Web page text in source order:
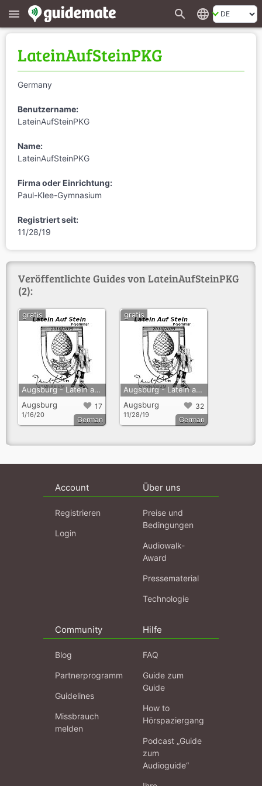
menu search language
LateinAufSteinPKG
Germany
Benutzername:
LateinAufSteinPKG
Name:
LateinAufSteinPKG
Firma oder Einrichtung:
Paul-Klee-Gymnasium
Registriert seit:
11/28/19
Veröffentlichte Guides von LateinAufSteinPKG
(2):
Augsburg - Latein auf Stein (Version 4. Klasse)
17
Augsburg
1/16/20
gratis
German
Augsburg - Latein auf Stein (Version 6. Klasse)
32
Augsburg
11/28/19
gratis
German
Account
Registrieren
Login
Über uns
Preise und
Bedingungen
Audiowalk-
Award
Pressematerial
Technologie
Community
Blog
Partnerprogramm
Guidelines
Missbrauch
melden
Hilfe
FAQ
Guide zum
Guide
How to
Hörspaziergang
Podcast „Guide
zum
Audioguide“